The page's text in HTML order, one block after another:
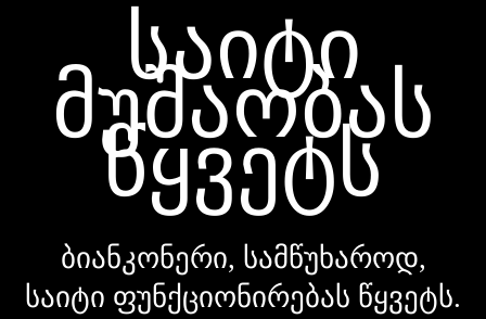
საიტი
მუშაობას
წყვეტს
ბიანკონერი, სამწუხაროდ,
საიტი ფუნქციონირებას წყვეტს.